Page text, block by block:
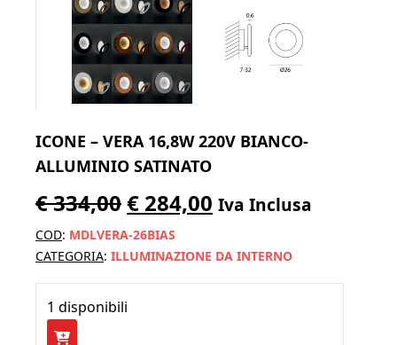
ICONE – VERA 16,8W 220V BIANCO-
ALLUMINIO SATINATO
€334,00Il
prezzo
originale
era:
€ 334,00.
€ 284,00 Il
attuale
è:
Iva Inclusa
COD: MDLVERA-26BIAS
CATEGORIA: ILLUMINAZIONE DA INTERNO
1 disponibili
ICONE